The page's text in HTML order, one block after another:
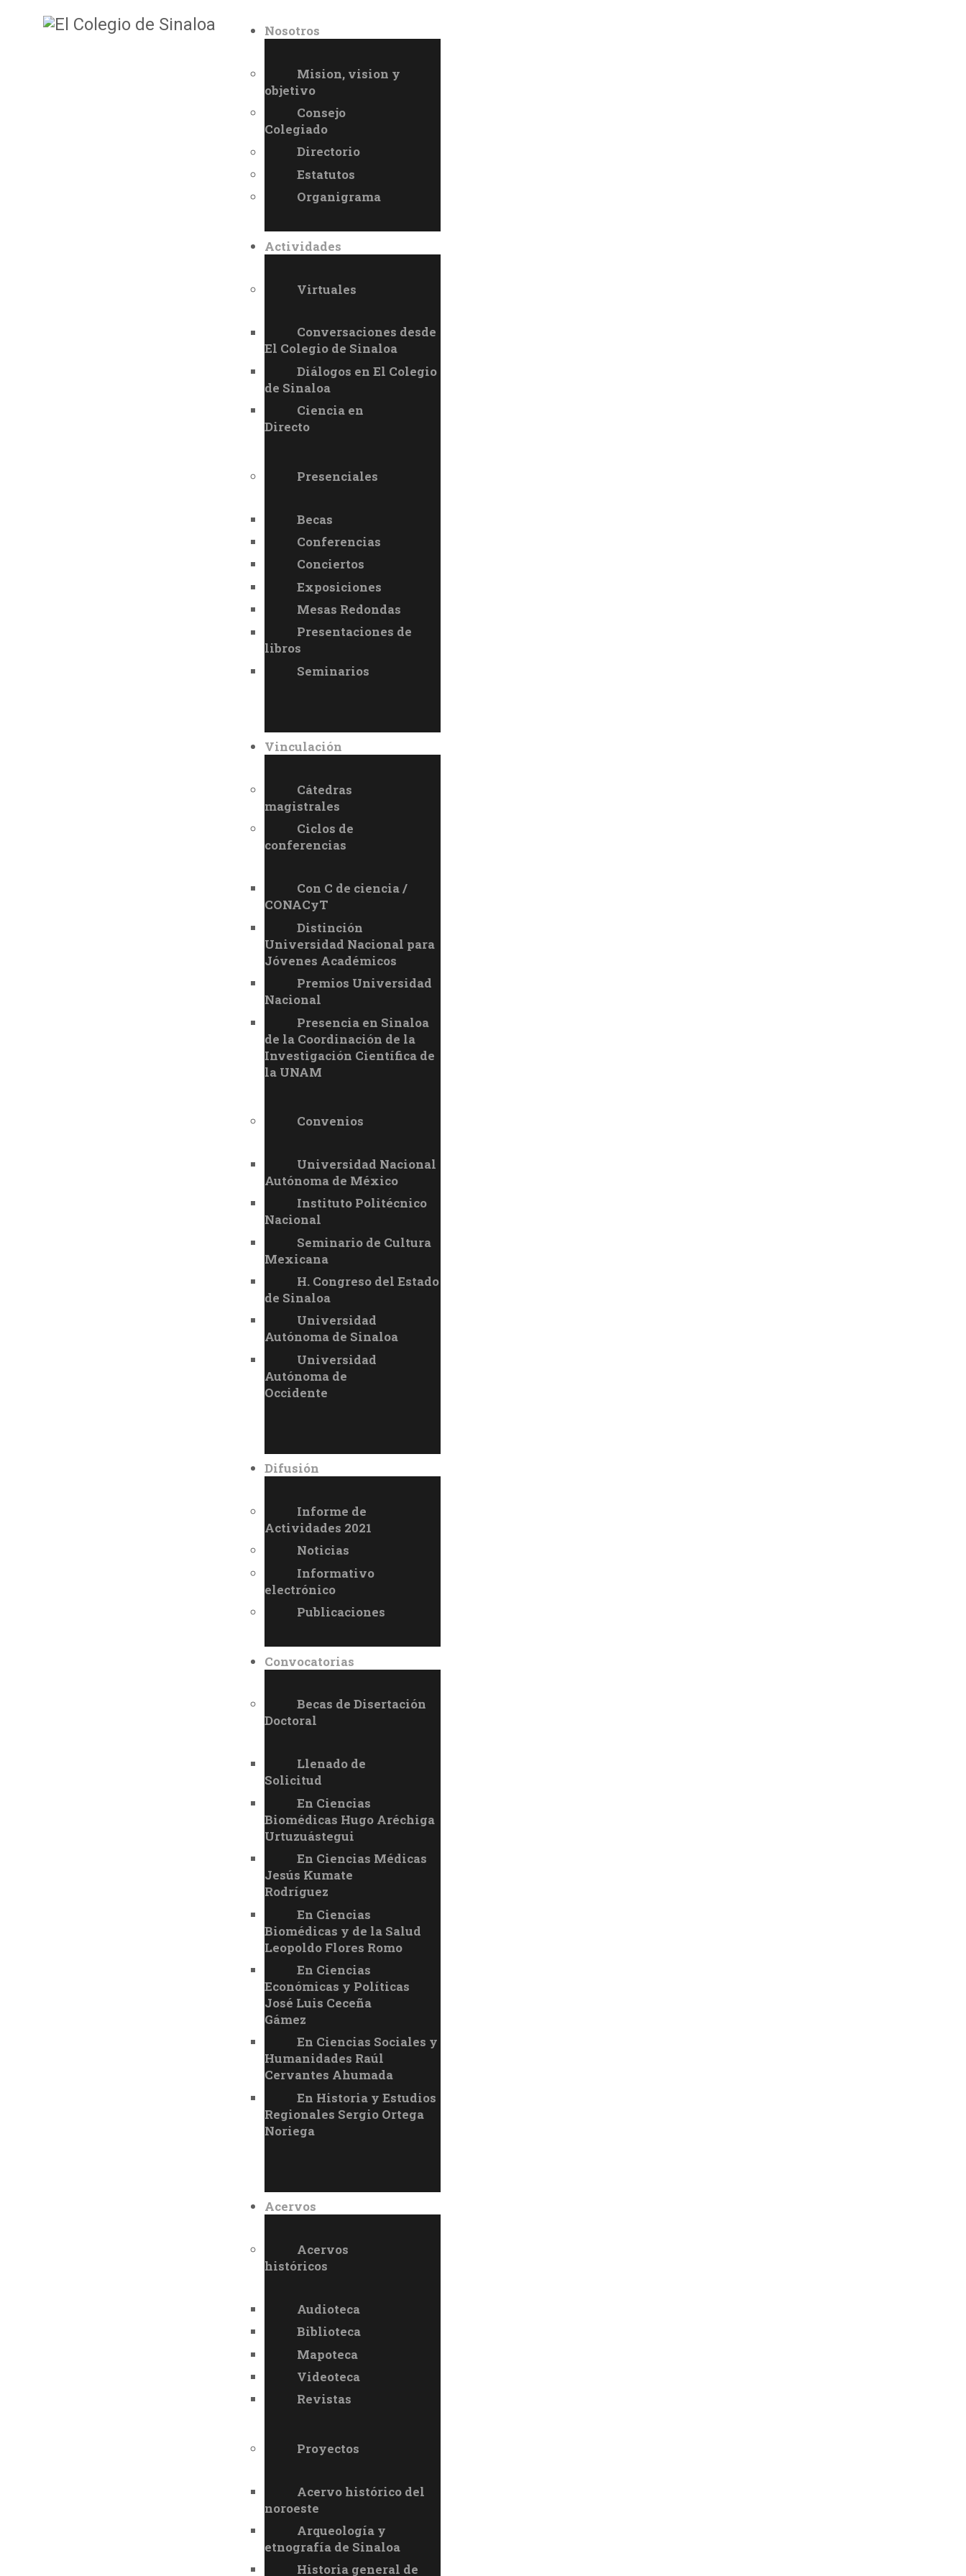
Nosotros
Mision, vision y
objetivo
Consejo
Colegiado
Directorio
Estatutos
Organigrama
Actividades
Virtuales
Conversaciones desde
El Colegio de Sinaloa
Diálogos en El Colegio
de Sinaloa
Ciencia en
Directo
Presenciales
Becas
Conferencias
Conciertos
Exposiciones
Mesas Redondas
Presentaciones de
libros
Seminarios
Vinculación
Cátedras
magistrales
Ciclos de
conferencias
Con C de ciencia /
CONACyT
Distinción
Universidad Nacional para
Jóvenes Académicos
Premios Universidad
Nacional
Presencia en Sinaloa
de la Coordinación de la
Investigación Científica de
la UNAM
Convenios
Universidad Nacional
Autónoma de México
Instituto Politécnico
Nacional
Seminario de Cultura
Mexicana
H. Congreso del Estado
de Sinaloa
Universidad
Autónoma de Sinaloa
Universidad
Autónoma de
Occidente
Difusión
Informe de
Actividades 2021
Noticias
Informativo
electrónico
Publicaciones
Convocatorias
Becas de Disertación
Doctoral
Llenado de
Solicitud
En Ciencias
Biomédicas Hugo Aréchiga
Urtuzuástegui
En Ciencias Médicas
Jesús Kumate
Rodríguez
En Ciencias
Biomédicas y de la Salud
Leopoldo Flores Romo
En Ciencias
Económicas y Políticas
José Luis Ceceña
Gámez
En Ciencias Sociales y
Humanidades Raúl
Cervantes Ahumada
En Historia y Estudios
Regionales Sergio Ortega
Noriega
Acervos
Acervos
históricos
Audioteca
Biblioteca
Mapoteca
Videoteca
Revistas
Proyectos
Acervo histórico del
noroeste
Arqueología y
etnografía de Sinaloa
Historia general de
ACTIVIDADES
VINCULACIÓN
DIFUSIÓN
CONVOCATORIAS
ACERVOS